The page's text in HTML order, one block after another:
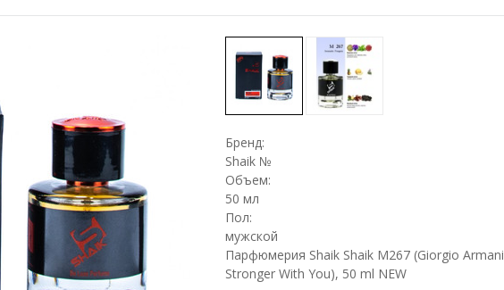
Бренд:
Shaik №
Объем:
50 мл
Пол:
мужской
Парфюмерия Shaik Shaik M267 (Giorgio
Stronger With You), 50 ml NEW